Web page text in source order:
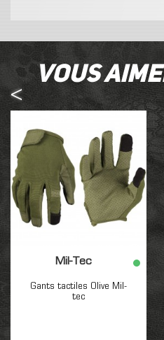
Vous
Mil-Tec
Gants tactiles Olive Mil-
tec